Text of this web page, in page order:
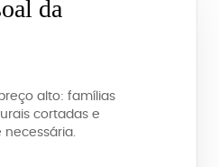
da
alto: famílias
cortadas e